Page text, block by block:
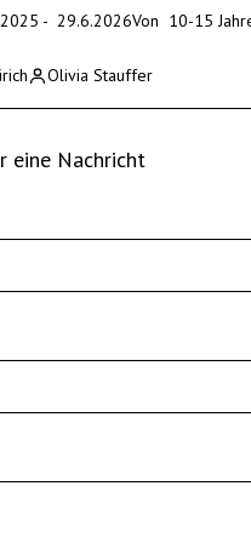
-29.6.2026Von 10-15
Olivia Stauffer
eine Nachricht